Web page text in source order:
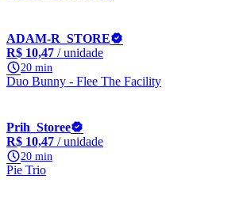
ADAM-R_STORE
R$ 10,47 / unidade
20 min
Duo Bunny - Flee The Facility
Prih_Storee
R$ 10,47 / unidade
20 min
Pie Trio